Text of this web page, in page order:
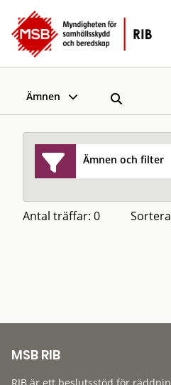
Ämnen
Ämnen och filter
Antal träffar: 0
MSB RIB